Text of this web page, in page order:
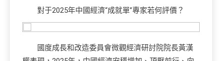
對于2025年中國經濟“成就單”專家若何評價？
國度成長和改造委員會微觀經濟研討院院長黃漢